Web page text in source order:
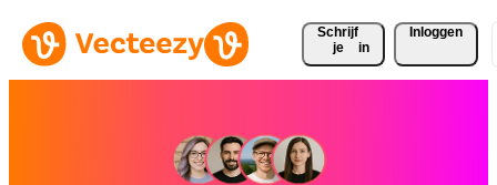
Schrijf
je
in
Inloggen